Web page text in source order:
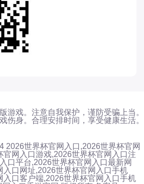
游戏。注意自我保护，谨防受骗上当。
伤身。合理安排时间，享受健康生活。
2026世界杯官网入口,2026世界杯官网
官网入口游戏,2026世界杯官网入口注
口平台,2026世界杯官网入口最新网
入口网址,2026世界杯官网入口手机
入口客户端,2026世界杯官网入口手机